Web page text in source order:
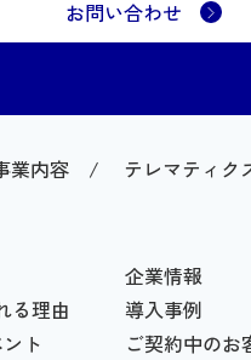
お問い合わせ
業内容 テレマティク
企業情報
る理由
導入事例
ト
ご契約中のお